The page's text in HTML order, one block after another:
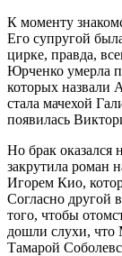
К моменту
Его супругой
цирке, правда,
Юрченко умерла
которых назвали
стала мачехой
появилась
Но брак оказался
закрутила роман
Игорем Кио,
Согласно другой
того, чтобы
дошли слухи, что
Тамарой